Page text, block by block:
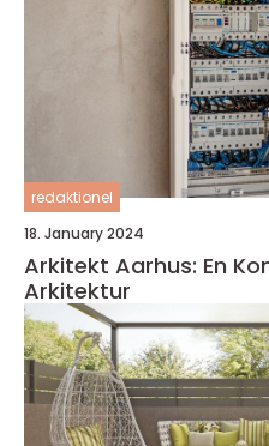
redaktionel
18. January 2024
Arkitekt Aarhus: En
Arkitektur